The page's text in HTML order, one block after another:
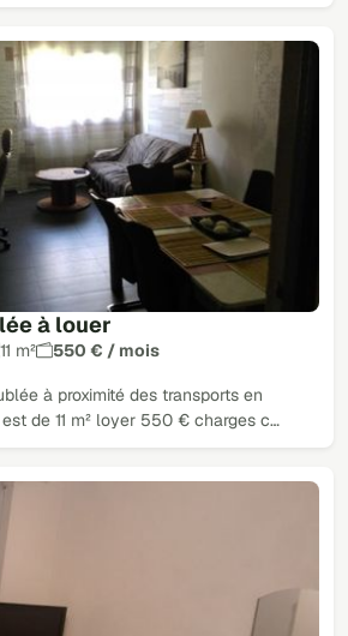
à louer
11 m² 550 € / mois
à proximité des transports en
de 11 m² loyer 550 € charges c…